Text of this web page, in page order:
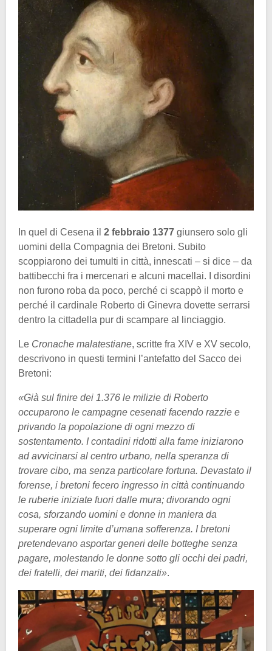
In quel di Cesena il 2 febbraio 1377 giunsero solo gli
uomini della Compagnia dei Bretoni. Subito
scoppiarono dei tumulti in città, innescati – si dice – da
battibecchi fra i mercenari e alcuni macellai. I disordini
non furono roba da poco, perché ci scappò il morto e
perché il cardinale Roberto di Ginevra dovette serrarsi
dentro la cittadella pur di scampare al linciaggio.
Le Cronache malatestiane, scritte fra XIV e XV secolo,
descrivono in questi termini l’antefatto del Sacco dei
Bretoni:
«Già sul finire dei 1.376 le milizie di Roberto
occuparono le campagne cesenati facendo razzie e
privando la popolazione di ogni mezzo di
sostentamento. I contadini ridotti alla fame iniziarono
ad avvicinarsi al centro urbano, nella speranza di
trovare cibo, ma senza particolare fortuna. Devastato il
forense, i bretoni fecero ingresso in città continuando
le ruberie iniziate fuori dalle mura; divorando ogni
cosa, sforzando uomini e donne in maniera da
superare ogni limite d’umana sofferenza. I bretoni
pretendevano asportar generi delle botteghe senza
pagare, molestando le donne sotto gli occhi dei padri,
dei fratelli, dei mariti, dei fidanzati».